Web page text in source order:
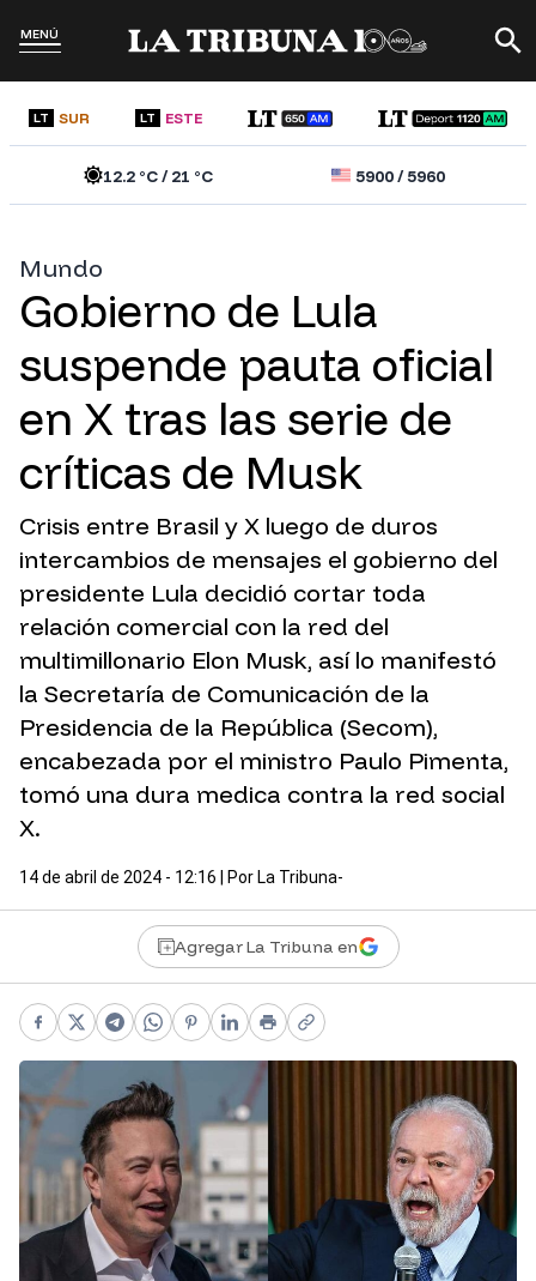
MENÚ
LT SUR LT ESTE
12.2 °C /21 °C 5900/5960
Mundo
Gobierno de Lula
suspende pauta oficial
en X tras las serie de
críticas de Musk
Crisis entre Brasil y X luego de duros
intercambios de mensajes el gobierno del
presidente Lula decidió cortar toda
relación comercial con la red del
multimillonario Elon Musk, así lo manifestó
la Secretaría de Comunicación de la
Presidencia de la República (Secom),
encabezada por el ministro Paulo Pimenta,
tomó una dura medica contra la red social
X.
14 de abril de 2024 - 12:16 | Por La Tribuna-
Agregar La Tribuna en
Facebook
X Telegram
WhatsApp
Pinterest
LinkedIn
PrintCopy link